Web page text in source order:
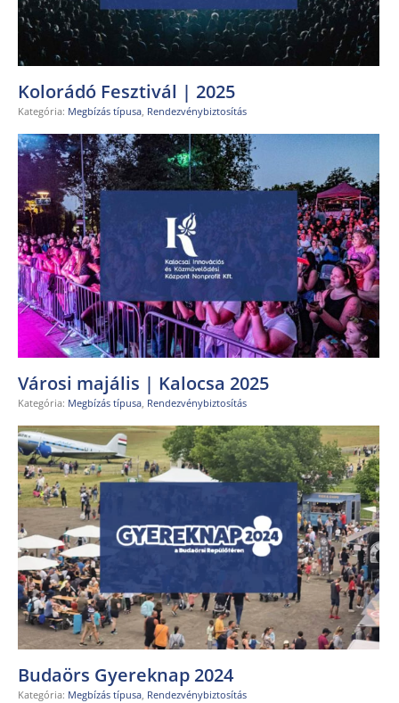
Kolorádó Fesztivál | 2025
Kategória: Megbízás típusa, Rendezvénybiztosítás
Városi majális | Kalocsa 2025
Kategória: Megbízás típusa, Rendezvénybiztosítás
Budaörs Gyereknap 2024
Kategória: Megbízás típusa, Rendezvénybiztosítás